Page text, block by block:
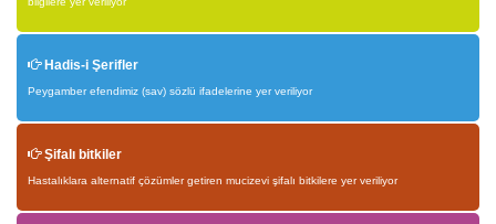
Hadis-i Şerifler
Peygamber efendimiz (sav) sözlü ifadelerine yer veriliyor
Şifalı bitkiler
Hastalıklara alternatif çözümler getiren mucizevi şifalı bitkilere yer veriliyor